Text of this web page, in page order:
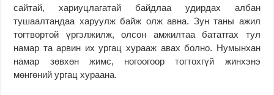
сайтай, хариуцлагатай байдлаа удирдах албан
тушаалтандаа харуулж байж олж авна. Зун таны ажил
тогтвортой үргэлжилж, олсон амжилтаа бататгах тул
намар та арвин их ургац хурааж авах болно. Нумынхан
намар зөвхөн жимс, ногоогоор тогтохгүй жинхэнэ
мөнгөний ургац хураана.